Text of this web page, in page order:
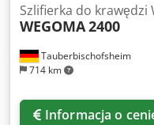
Tauberbischofsheim
714 km
Szlifierka do krawędzi
WEGOMA2400
Informacja o